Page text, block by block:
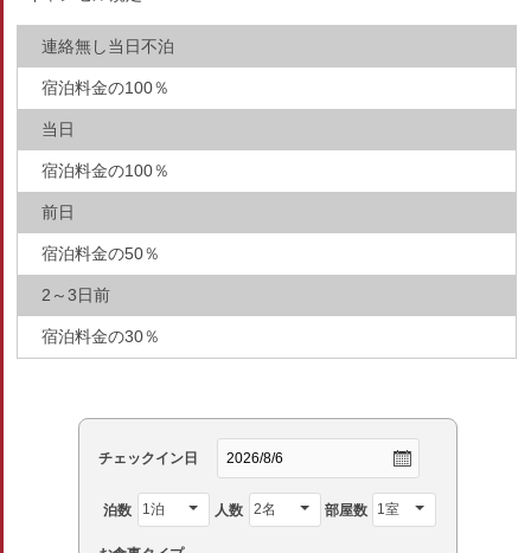
連絡無し当日不泊
宿泊料金の100％
当日
宿泊料金の100％
前日
宿泊料金の50％
2～3日前
宿泊料金の30％
チェックイン日
泊数 人数 部屋数